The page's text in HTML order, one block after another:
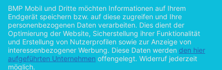
Entwicklung und Programmierung einer Robot
Remote Control in LabVIEW: Anwendungen
in der Nanostrukturierung
vonFabian Queck (Autor:in) 2015
©2012
74 Seiten